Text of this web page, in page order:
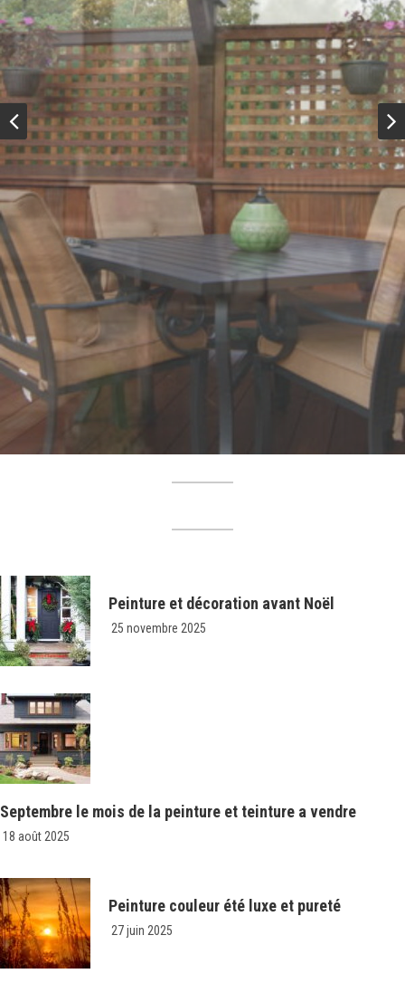
Peinture et décoration avant Noël
25 novembre 2025
Septembre le mois de la peinture et teinture a vendre
18 août 2025
Peinture couleur été luxe et pureté
27 juin 2025